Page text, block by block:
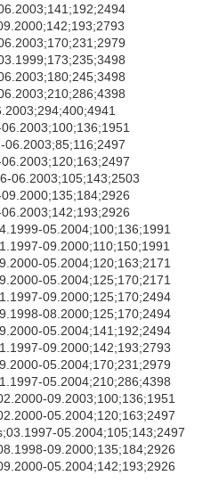
06.2003;85;116;2497
06.2003;105;143;2503
05.2004;100;136;1991
09.2000;110;150;1991
05.2004;120;163;2171
05.2004;125;170;2171
09.2000;125;170;2494
08.2000;125;170;2494
05.2004;141;192;2494
09.2000;142;193;2793
05.2004;170;231;2979
05.2004;210;286;4398
09.2003;100;136;1951
05.2004;120;163;2497
05.2004;105;143;2497
09.2000;135;184;2926
05.2004;142;193;2926